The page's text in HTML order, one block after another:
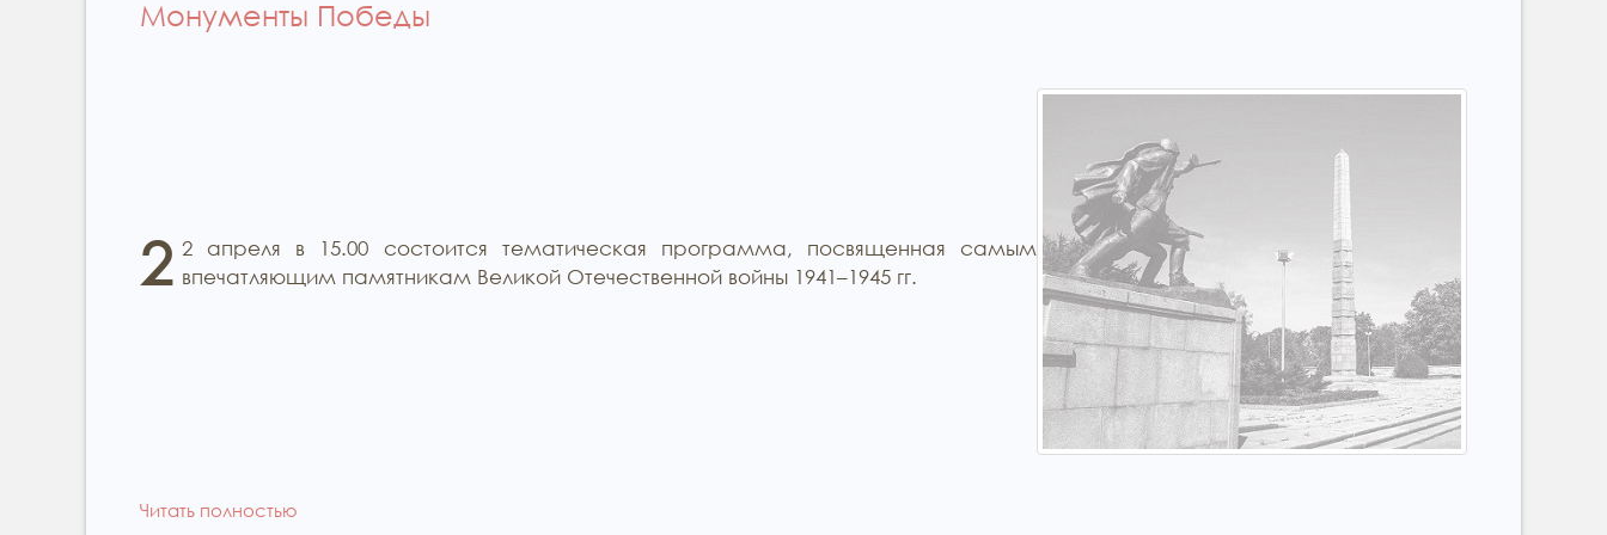
Монументы Победы
2 2 апреля в 15.00 состоится тематическая программа, посвященная самым
впечатляющим памятникам Великой Отечественной войны 1941–1945 гг.
Читать полностью